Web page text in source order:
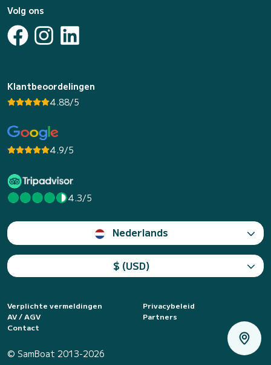
Volg ons
Klantbeoordelingen
4.88/5
4.9/5
4.3/5
Nederlands
$ (USD)
Verplichte vermeldingen
Privacybeleid
AV / AGV
Partners
Contact
© SamBoat 2013-2026